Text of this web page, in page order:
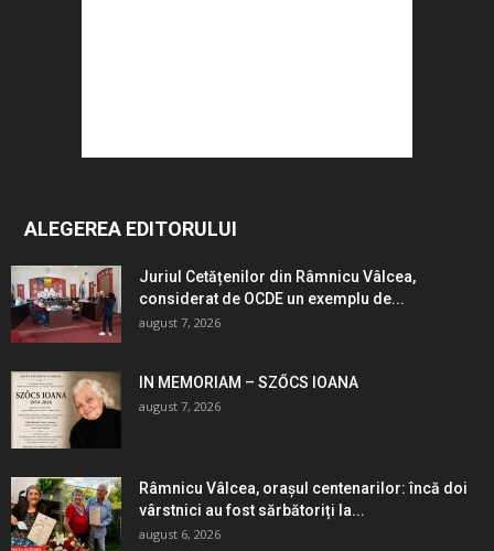
ALEGEREA EDITORULUI
Juriul Cetățenilor din Râmnicu Vâlcea,
considerat de OCDE un exemplu de...
august 7, 2026
IN MEMORIAM – SZŐCS IOANA
august 7, 2026
Râmnicu Vâlcea, orașul centenarilor: încă doi
vârstnici au fost sărbătoriți la...
august 6, 2026